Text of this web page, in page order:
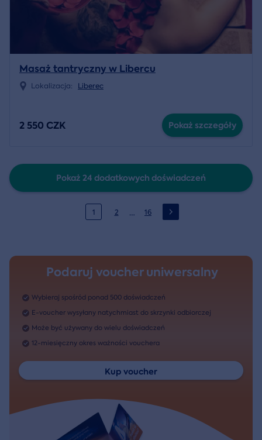
Masaż tantryczny w Libercu
Lokalizacja: Liberec
2 550 CZK Pokaż szczegóły
Pokaż 24 dodatkowych doświadczeń
1 2 … 16
Podaruj voucher uniwersalny
Wybieraj spośród ponad 500 doświadczeń
E-voucher wysyłany natychmiast do skrzynki odbiorczej
Może być używany do wielu doświadczeń
12-miesięczny okres ważności vouchera
Kup voucher